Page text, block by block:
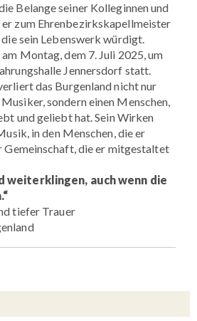
Belange seiner Kolleginnen und
zum Ehrenbezirkskapellmeister
die sein Lebenswerk würdigt.
Montag, dem 7. Juli 2025, um
Jennersdorf statt.
das Burgenland nicht nur
sondern einen Menschen,
und geliebt hat. Sein Wirken
in den Menschen, die er
Gemeinschaft, die er mitgestaltet
weiterklingen, auch wenn die
tiefer Trauer